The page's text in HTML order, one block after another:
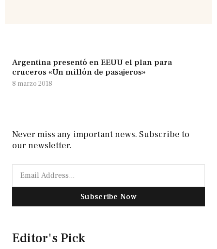
Argentina presentó en EEUU el plan para
cruceros «Un millón de pasajeros»
8 marzo 2018
Never miss any important news. Subscribe to
our newsletter.
Subscribe Now
Editor's Pick